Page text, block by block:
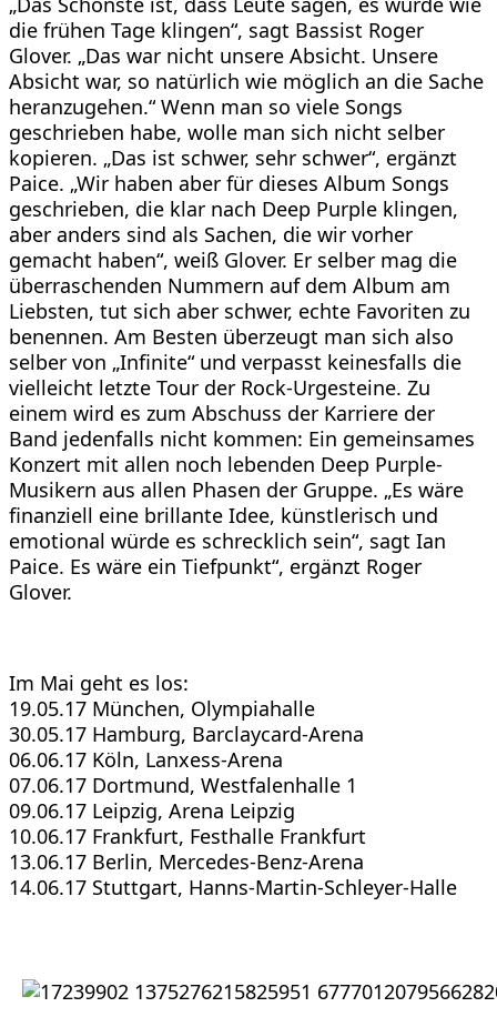
die frühen Tage klingen“, sagt Bassist Roger
Glover. „Das war nicht unsere Absicht. Unsere
Absicht war, so natürlich wie möglich an die Sache
heranzugehen.“ Wenn man so viele Songs
geschrieben habe, wolle man sich nicht selber
kopieren. „Das ist schwer, sehr schwer“, ergänzt
Paice. „Wir haben aber für dieses Album Songs
geschrieben, die klar nach Deep Purple klingen,
aber anders sind als Sachen, die wir vorher
gemacht haben“, weiß Glover. Er selber mag die
überraschenden Nummern auf dem Album am
Liebsten, tut sich aber schwer, echte Favoriten zu
benennen. Am Besten überzeugt man sich also
selber von „Infinite“ und verpasst keinesfalls die
vielleicht letzte Tour der Rock-Urgesteine. Zu
einem wird es zum Abschuss der Karriere der
Band jedenfalls nicht kommen: Ein gemeinsames
Konzert mit allen noch lebenden Deep Purple-
Musikern aus allen Phasen der Gruppe. „Es wäre
finanziell eine brillante Idee, künstlerisch und
emotional würde es schrecklich sein“, sagt Ian
Paice. Es wäre ein Tiefpunkt“, ergänzt Roger
Glover.
Im Mai geht es los:
19.05.17 München, Olympiahalle
30.05.17 Hamburg, Barclaycard-Arena
06.06.17 Köln, Lanxess-Arena
07.06.17 Dortmund, Westfalenhalle 1
09.06.17 Leipzig, Arena Leipzig
10.06.17 Frankfurt, Festhalle Frankfurt
13.06.17 Berlin, Mercedes-Benz-Arena
14.06.17 Stuttgart, Hanns-Martin-Schleyer-Halle
Beitragsnavigation